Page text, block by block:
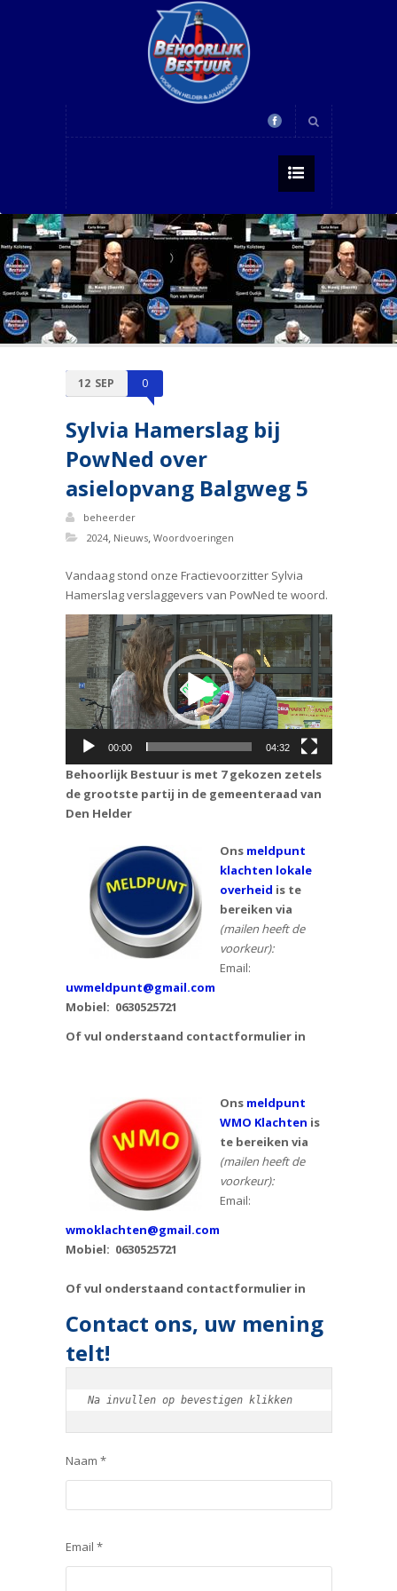
12 SEP 0
Sylvia Hamerslag bij
PowNed over
asielopvang Balgweg 5
beheerder
2024, Nieuws, Woordvoeringen
Vandaag stond onze Fractievoorzitter Sylvia
Hamerslag verslaggevers van PowNed te woord.
Videospeler
00:00 04:32
Behoorlijk Bestuur is met 7 gekozen zetels
de grootste partij in de gemeenteraad van
Den Helder
Ons meldpunt
klachten lokale
overheid is te
bereiken via
(mailen heeft de
voorkeur):
Email:
uwmeldpunt@gmail.com
Mobiel: 0630525721
Of vul onderstaand contactformulier in
Ons meldpunt
WMO Klachten is
te bereiken via
(mailen heeft de
voorkeur):
Email:
wmoklachten@gmail.com
Mobiel: 0630525721
Of vul onderstaand contactformulier in
Contact ons, uw mening
telt!
Na invullen op bevestigen klikken
Naam *
Email *